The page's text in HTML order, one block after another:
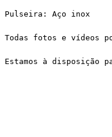
Pulseira: Aço inox
Todas fotos e vídeos
Estamos à disposição